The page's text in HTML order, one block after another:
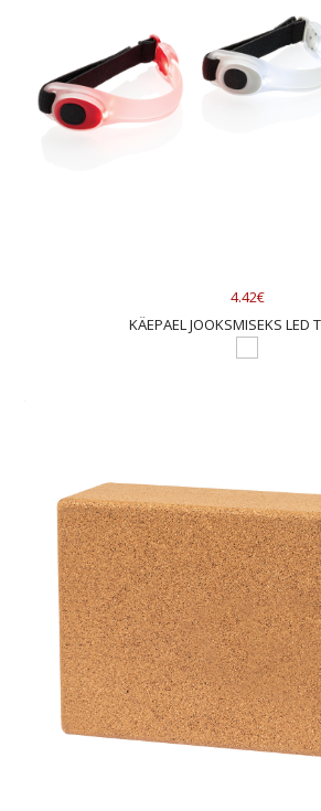
4.42€
KÄEPAEL JOOKSMISEKS LED